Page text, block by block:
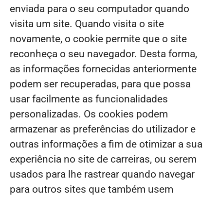
enviada para o seu computador quando
visita um site. Quando visita o site
novamente, o cookie permite que o site
reconheça o seu navegador. Desta forma,
as informações fornecidas anteriormente
podem ser recuperadas, para que possa
usar facilmente as funcionalidades
personalizadas. Os cookies podem
armazenar as preferências do utilizador e
outras informações a fim de otimizar a sua
experiência no site de carreiras, ou serem
usados para lhe rastrear quando navegar
para outros sites que também usem